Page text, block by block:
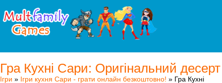
Гра Кухні Сари: Оригінальний десерт
Ігри » Ігри кухня Сари - грати онлайн безкоштовно! » Гра Кухні